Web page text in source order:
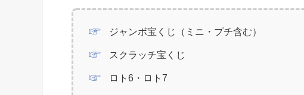
ジャンボ宝くじ（ミニ・プチ含む）
スクラッチ宝くじ
ロト6・ロト7